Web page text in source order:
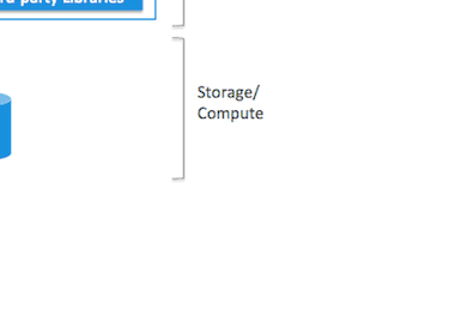
ました
の歩き方」編
可能なUSB Type-Cのハブを選ぶ
ました